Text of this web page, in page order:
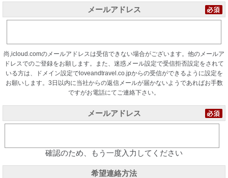
メールアドレス
尚,icloud.comのメールアドレスは受信できない場合がございます。他のメールア
ドレスでのご登録をお願します。また、迷惑メール設定で受信拒否設定をされて
いる方は、ドメイン設定でloveandtravel.co.jpからの受信ができるように設定を
お願いします。3日以内に当社からの返信メールが届かないようであればお手数
ですがお電話にてご連絡下さい。
メールアドレス
確認のため、もう一度入力してください
希望連絡方法